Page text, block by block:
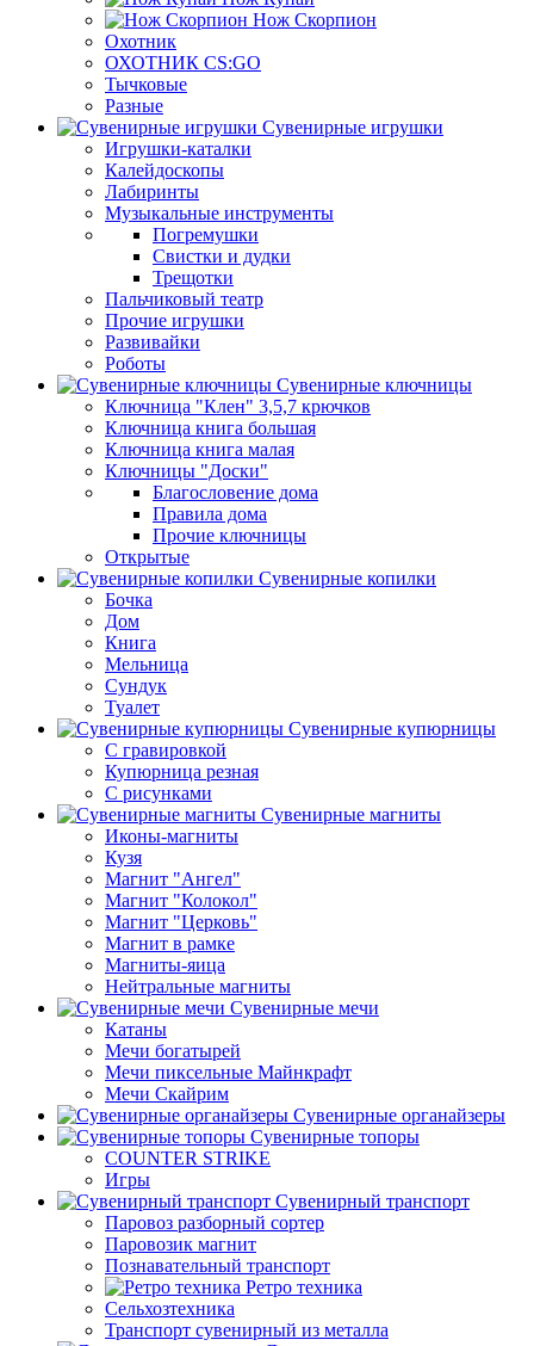
Нож Скорпион
Охотник
ОХОТНИК CS:GO
Тычковые
Разные
Сувенирные игрушки
Игрушки-каталки
Калейдоскопы
Лабиринты
Музыкальные инструменты
Погремушки
Свистки и дудки
Трещотки
Пальчиковый театр
Прочие игрушки
Развивайки
Роботы
Сувенирные ключницы
Ключница "Клен" 3,5,7 крючков
Ключница книга большая
Ключница книга малая
Ключницы "Доски"
Благословение дома
Правила дома
Прочие ключницы
Открытые
Сувенирные копилки
Бочка
Дом
Книга
Мельница
Сундук
Туалет
Сувенирные купюрницы
C гравировкой
Купюрница резная
С рисунками
Сувенирные магниты
Иконы-магниты
Кузя
Магнит "Ангел"
Магнит "Колокол"
Магнит "Церковь"
Магнит в рамке
Магниты-яица
Нейтральные магниты
Сувенирные мечи
Катаны
Мечи богатырей
Мечи пиксельные Майнкрафт
Мечи Скайрим
Сувенирные органайзеры
Сувенирные топоры
COUNTER STRIKE
Игры
Сувенирный транспорт
Паровоз разборный сортер
Паровозик магнит
Познавательный транспорт
Ретро техника
Сельхозтехника
Транспорт сувенирный из металла